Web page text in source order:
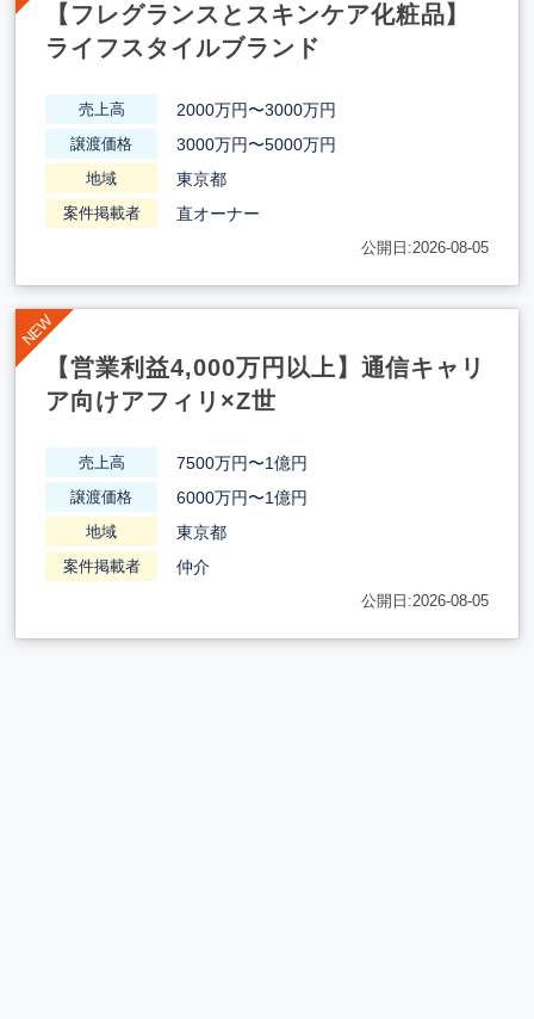
【フレグランスとスキンケア化粧品】
ライフスタイルブランド
売上高 2000万円〜3000万円
譲渡価格 3000万円〜5000万円
地域 東京都
案件掲載者 直オーナー
公開日:2026-08-05
【営業利益4,000万円以上】通信キャリ
ア向けアフィリ×Z世
売上高 7500万円〜1億円
譲渡価格 6000万円〜1億円
地域 東京都
案件掲載者 仲介
公開日:2026-08-05